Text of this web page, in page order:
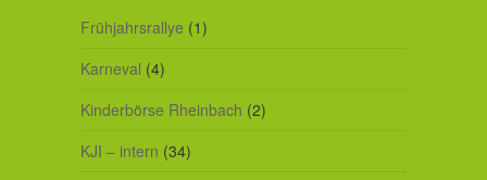
Frühjahrsrallye (1)
Karneval (4)
Kinderbörse Rheinbach (2)
KJI – intern (34)